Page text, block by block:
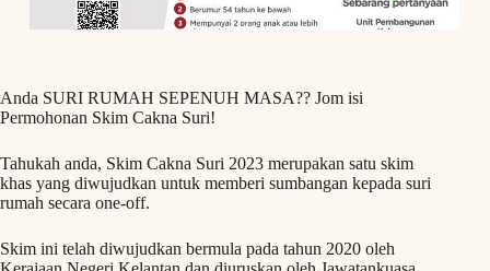
Anda SURI RUMAH SEPENUH MASA?? Jom isi
Permohonan Skim Cakna Suri!
Tahukah anda, Skim Cakna Suri 2023 merupakan satu skim
khas yang diwujudkan untuk memberi sumbangan kepada suri
rumah secara one-off.
Skim ini telah diwujudkan bermula pada tahun 2020 oleh